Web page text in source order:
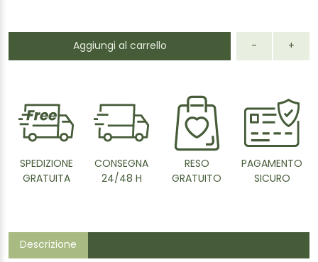
Aggiungi al carrello - +
SPEDIZIONE
GRATUITA
CONSEGNA
24/48 H
RESO
GRATUITO
PAGAMENTO
SICURO
Descrizione